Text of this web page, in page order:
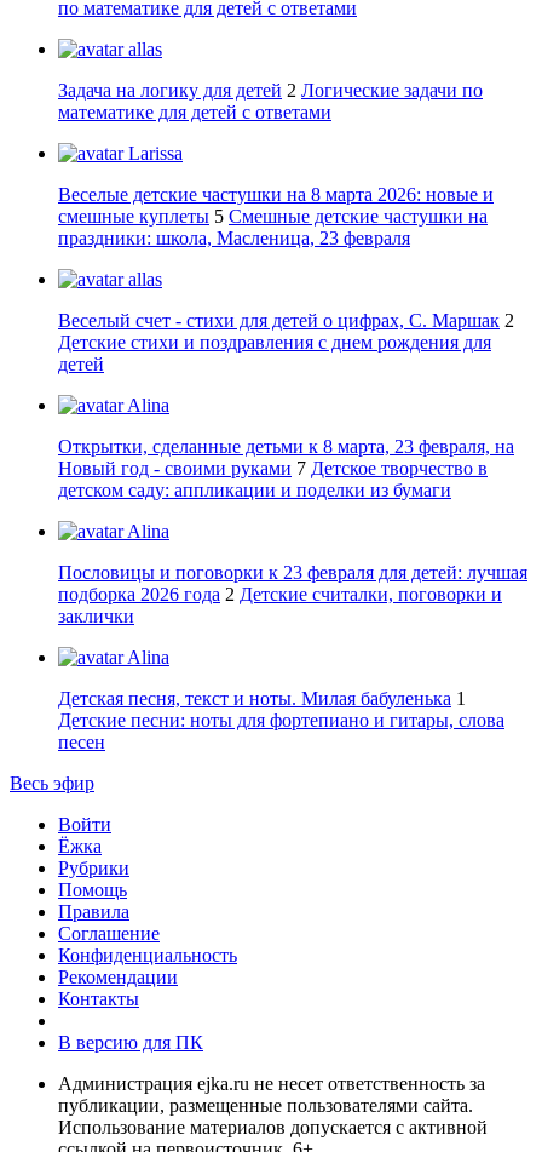
по математике для детей с ответами
allas
Задача на логику для детей 2 Логические задачи по
математике для детей с ответами
Larissa
Веселые детские частушки на 8 марта 2026: новые и
смешные куплеты 5 Смешные детские частушки на
праздники: школа, Масленица, 23 февраля
allas
Веселый счет - стихи для детей о цифрах, С. Маршак 2
Детские стихи и поздравления с днем рождения для
детей
Alina
Открытки, сделанные детьми к 8 марта, 23 февраля, на
Новый год - своими руками 7 Детское творчество в
детском саду: аппликации и поделки из бумаги
Alina
Пословицы и поговорки к 23 февраля для детей: лучшая
подборка 2026 года 2 Детские считалки, поговорки и
заклички
Alina
Детская песня, текст и ноты. Милая бабуленька 1
Детские песни: ноты для фортепиано и гитары, слова
песен
Весь эфир
Войти
Ёжка
Рубрики
Помощь
Правила
Соглашение
Конфиденциальность
Рекомендации
Контакты
В версию для ПК
Администрация ejka.ru не несет ответственность за
публикации, размещенные пользователями сайта.
Использование материалов допускается с активной